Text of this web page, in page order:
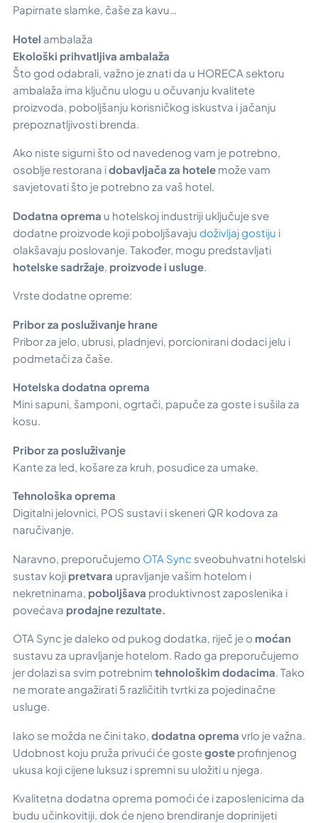
Papirnate slamke, čaše za kavu…
Hotel ambalaža
Ekološki prihvatljiva ambalaža
Što god odabrali, važno je znati da u HORECA sektoru
ambalaža ima ključnu ulogu u očuvanju kvalitete
proizvoda, poboljšanju korisničkog iskustva i jačanju
prepoznatljivosti brenda.
Ako niste sigurni što od navedenog vam je potrebno,
osoblje restorana idobavljača za hotele može vam
savjetovati što je potrebno za vaš hotel.
Dodatna oprema u hotelskoj industriji uključuje sve
dodatne proizvode koji poboljšavaju doživljaj gostiju i
olakšavaju poslovanje. Također, mogu predstavljati
hotelske sadržaje proizvode i usluge
Vrste dodatne opreme:
Pribor za posluživanje hrane
Pribor za jelo, ubrusi, pladnjevi, porcionirani dodaci jelu i
podmetači za čaše.
Hotelska dodatna oprema
Mini sapuni, šamponi, ogrtači, papuče za goste i sušila za
kosu.
Pribor za posluživanje
Kante za led, košare za kruh, posudice za umake.
Tehnološka oprema
Digitalni jelovnici, POS sustavi i skeneri QR kodova za
naručivanje.
Naravno, preporučujemo OTA Sync sveobuhvatni hotelski
sustav koji pretvara upravljanje vašim hotelom i
nekretninama, poboljšava produktivnost zaposlenika i
povećava prodajne rezultate.
OTA Sync je daleko od pukog dodatka, riječ je o moćan
sustavu za upravljanje hotelom. Rado ga preporučujemo
jer dolazi sa svim potrebnim tehnološkim dodacima. Tako
ne morate angažirati 5 različitih tvrtki za pojedinačne
usluge.
Iako se možda ne čini tako, dodatna oprema vrlo je važna.
Udobnost koju pruža privući će gostegoste profinjenog
ukusa koji cijene luksuz i spremni su uložiti u njega.
Kvalitetna dodatna oprema pomoći će i zaposlenicima da
budu učinkovitiji, dok će njeno brendiranje doprinijeti